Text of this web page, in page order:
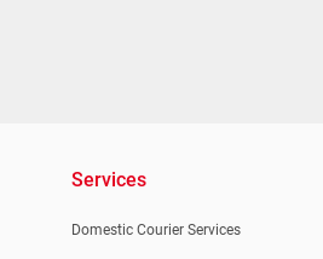
Services
Domestic Courier Services